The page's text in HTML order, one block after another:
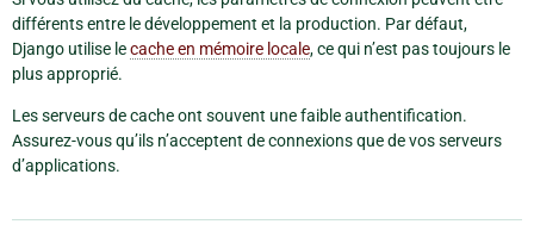
différents entre le développement et la production. Par défaut,
Django utilise lecache en mémoire locale, ce qui n’est pas toujours le
plus approprié.
Les serveurs de cache ont souvent une faible authentification.
Assurez-vous qu’ils n’acceptent de connexions que de vos serveurs
d’applications.